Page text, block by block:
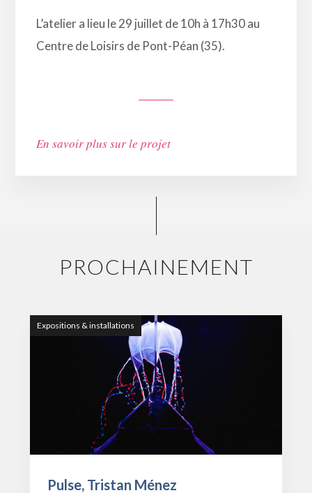
L’atelier a lieu le 29 juillet de 10h à 17h30 au
Centre de Loisirs de Pont-Péan (35).
En savoir plus sur le projet
PROCHAINEMENT
Expositions & installations
Pulse, Tristan Ménez